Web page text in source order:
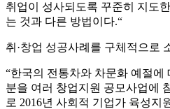
취업이 성사되도록 꾸준히 지도
는 것과 다른 방법이다.“
취·창업 성공사례를 구체적으로
“한국의 전통차와 차문화 예절에
분을 여러 창업지원 공모사업에
로 2016년 사회적 기업가 육성지